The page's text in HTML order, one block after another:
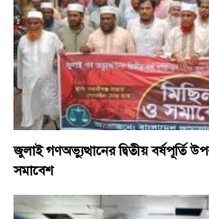
জুলাই গণঅভ্যুত্থানের দ্বিতীয় বর্ষপূর্তি
সমাবেশ